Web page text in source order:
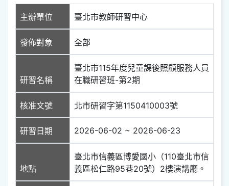
主辦單位 臺北市教師研習中心
發佈對象 全部
研習名稱
臺北市115年度兒童課後照顧服務人員
在職研習班-第2期
核准文號 北市研習字第1150410003號
研習日期 2026-06-02 ~ 2026-06-23
地點
臺北市信義區博愛國小（110臺北市信
義區松仁路95巷20號）2樓演講廳。